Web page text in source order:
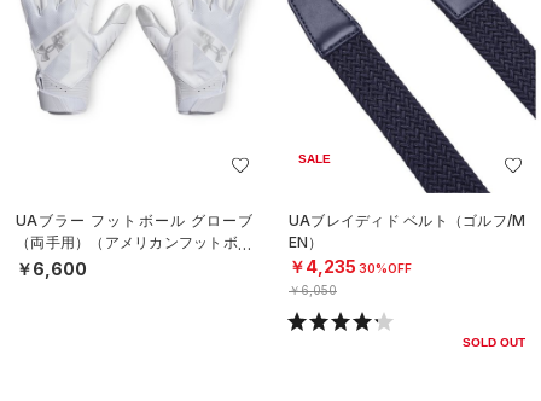
UAブラー フットボール グローブ
（両手用）（アメリカンフットボー
ル/MEN）
￥6,600
SALE
UAブレイディド ベルト（ゴルフ/M
EN）
￥4,235 30%OFF
￥6,050
SOLD OUT